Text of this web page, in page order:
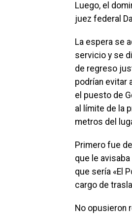
Luego, el
juez federal
La espera se
servicio y se
de regreso
podrían evitar
el puesto de
al límite de la
metros del
Primero fue
que le
que sería «El
cargo de
No opusieron